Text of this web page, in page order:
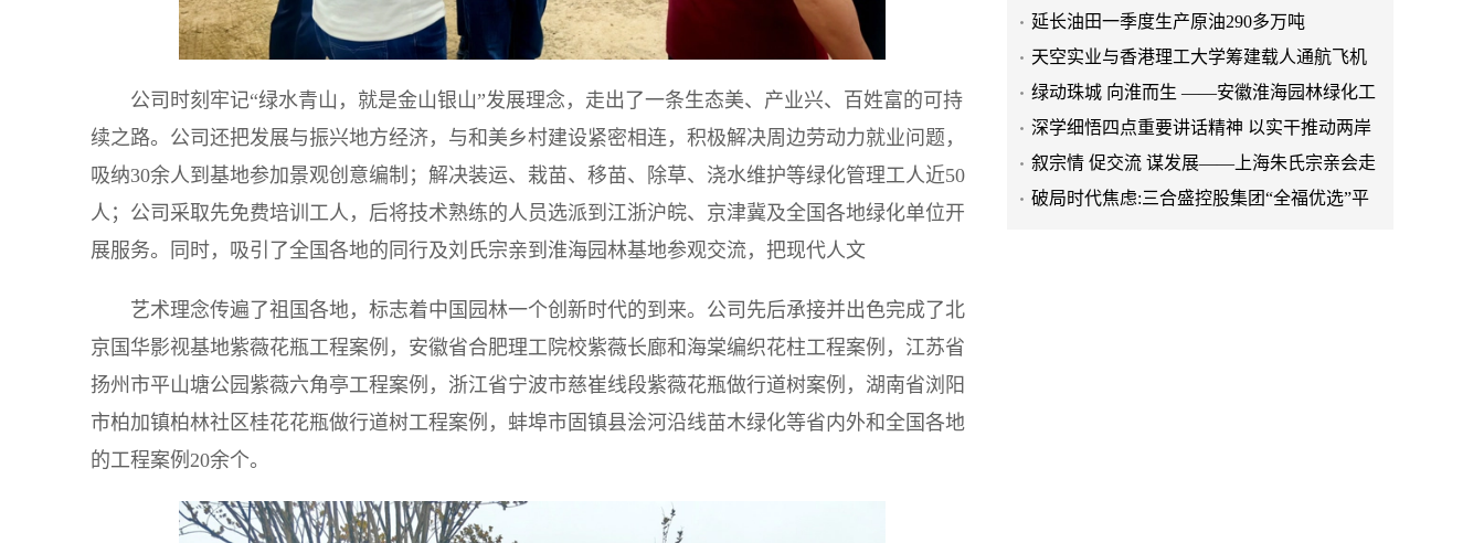
公司时刻牢记“绿水青山，就是金山银山”发展理念，走出了一条生态美、产业兴、百姓富的可持
续之路。公司还把发展与振兴地方经济，与和美乡村建设紧密相连，积极解决周边劳动力就业问题，
吸纳30余人到基地参加景观创意编制；解决装运、栽苗、移苗、除草、浇水维护等绿化管理工人近50
人；公司采取先免费培训工人，后将技术熟练的人员选派到江浙沪皖、京津冀及全国各地绿化单位开
展服务。同时，吸引了全国各地的同行及刘氏宗亲到淮海园林基地参观交流，把现代人文
艺术理念传遍了祖国各地，标志着中国园林一个创新时代的到来。公司先后承接并出色完成了北
京国华影视基地紫薇花瓶工程案例，安徽省合肥理工院校紫薇长廊和海棠编织花柱工程案例，江苏省
扬州市平山塘公园紫薇六角亭工程案例，浙江省宁波市慈崔线段紫薇花瓶做行道树案例，湖南省浏阳
市柏加镇柏林社区桂花花瓶做行道树工程案例，蚌埠市固镇县浍河沿线苗木绿化等省内外和全国各地
的工程案例20余个。
天空实业与香港理工大学筹建载人通航飞机
研究院
绿动珠城 向淮而生 ——安徽淮海园林绿化工
程有限公司发展纪实
深学细悟四点重要讲话精神 以实干推动两岸
融合发展
叙宗情 促交流 谋发展——上海朱氏宗亲会走
进上海晨烨家具有限公司
破局时代焦虑:三合盛控股集团“全福优选”平
台正式启航
暖心守护!阿勒泰市公安局成功救助国家二级